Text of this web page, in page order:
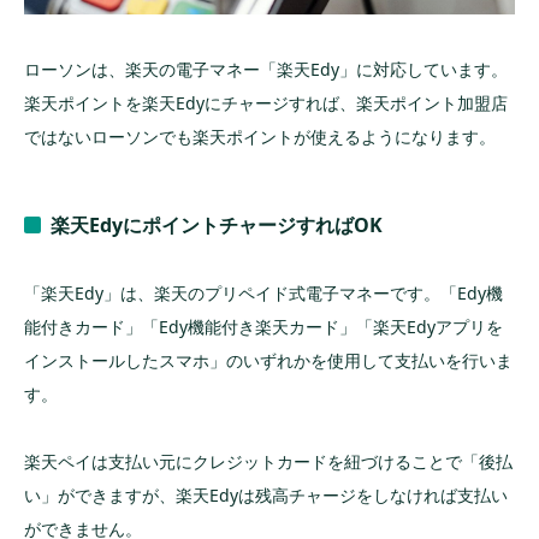
ローソンは、楽天の電子マネー「楽天Edy」に対応しています。
楽天ポイントを楽天Edyにチャージすれば、楽天ポイント加盟店
ではないローソンでも楽天ポイントが使えるようになります。
楽天EdyにポイントチャージすればOK
「楽天Edy」は、楽天のプリペイド式電子マネーです。「Edy機
能付きカード」「Edy機能付き楽天カード」「楽天Edyアプリを
インストールしたスマホ」のいずれかを使用して支払いを行いま
す。
楽天ペイは支払い元にクレジットカードを紐づけることで「後払
い」ができますが、楽天Edyは残高チャージをしなければ支払い
ができません。